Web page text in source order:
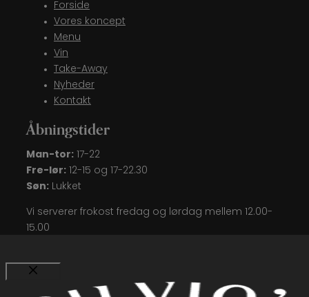
Forside
Vores koncept
Menu
Vin
Take-Away
Nyheder
Kontakt
Åbningstider
Man-tor: 17-22
Fre-lør: 12-15 og 17-22.30
Søn: Lukket
Vi serverer frokost fredag og lørdag mellem 12.00-
15.00